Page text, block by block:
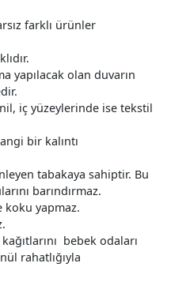
farklı ürünler
yapılacak olan duvarın
iç yüzeylerinde ise tekstil
bir kalıntı
tabakaya sahiptir. Bu
barındırmaz.
koku yapmaz.
bebek odaları
rahatlığıyla